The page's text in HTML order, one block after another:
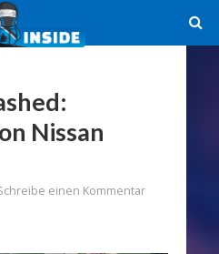
Nissan
einen Kommentar